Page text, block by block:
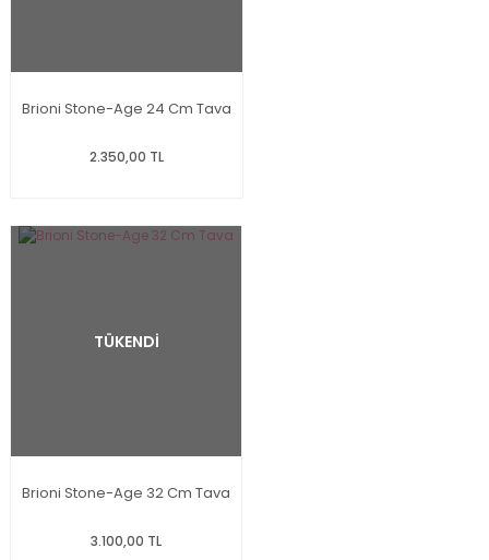
Brioni Stone-Age 24 Cm Tava
2.350,00 TL
TÜKENDİ
Brioni Stone-Age 32 Cm Tava
3.100,00 TL